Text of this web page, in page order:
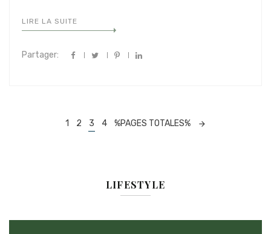
LIRE LA SUITE
Partager:
1 2 3 4 %PAGES TOTALES%
LIFESTYLE